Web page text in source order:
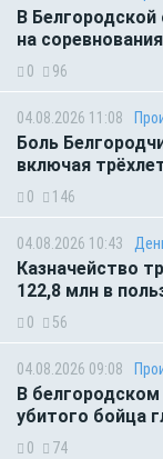
В
на
0 96
04.08.2026 11:08
Боль
включая
0 146
04.08.2026 10:43
Казначейство
122,8 млн в
0 56
04.08.2026 09:08
В
убитого бойца
0 74